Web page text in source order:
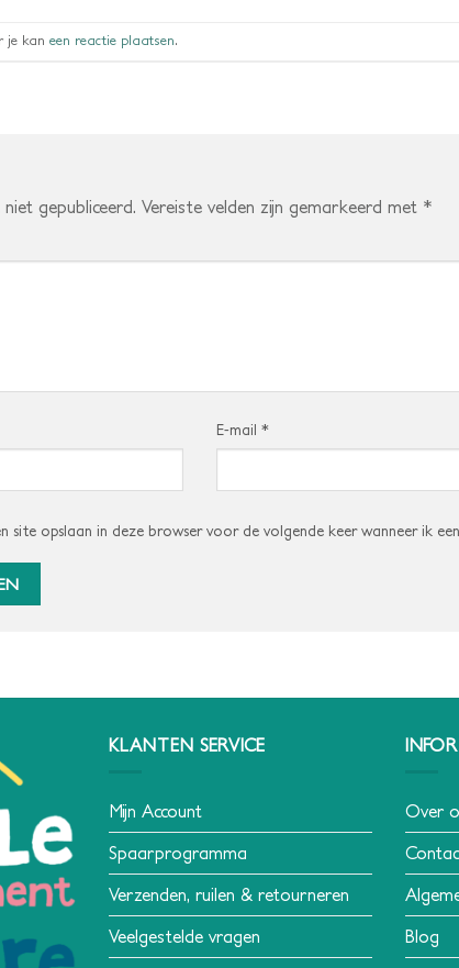
je kan een reactie plaatsen.
gepubliceerd. Vereiste velden zijn gemarkeerd met *
E-mail*
site opslaan in deze browser voor de volgende keer wanneer ik
KLANTEN SERVICE
Mijn Account
Spaarprogramma
Verzenden, ruilen & retourneren
Veelgestelde vragen
Over
Blog